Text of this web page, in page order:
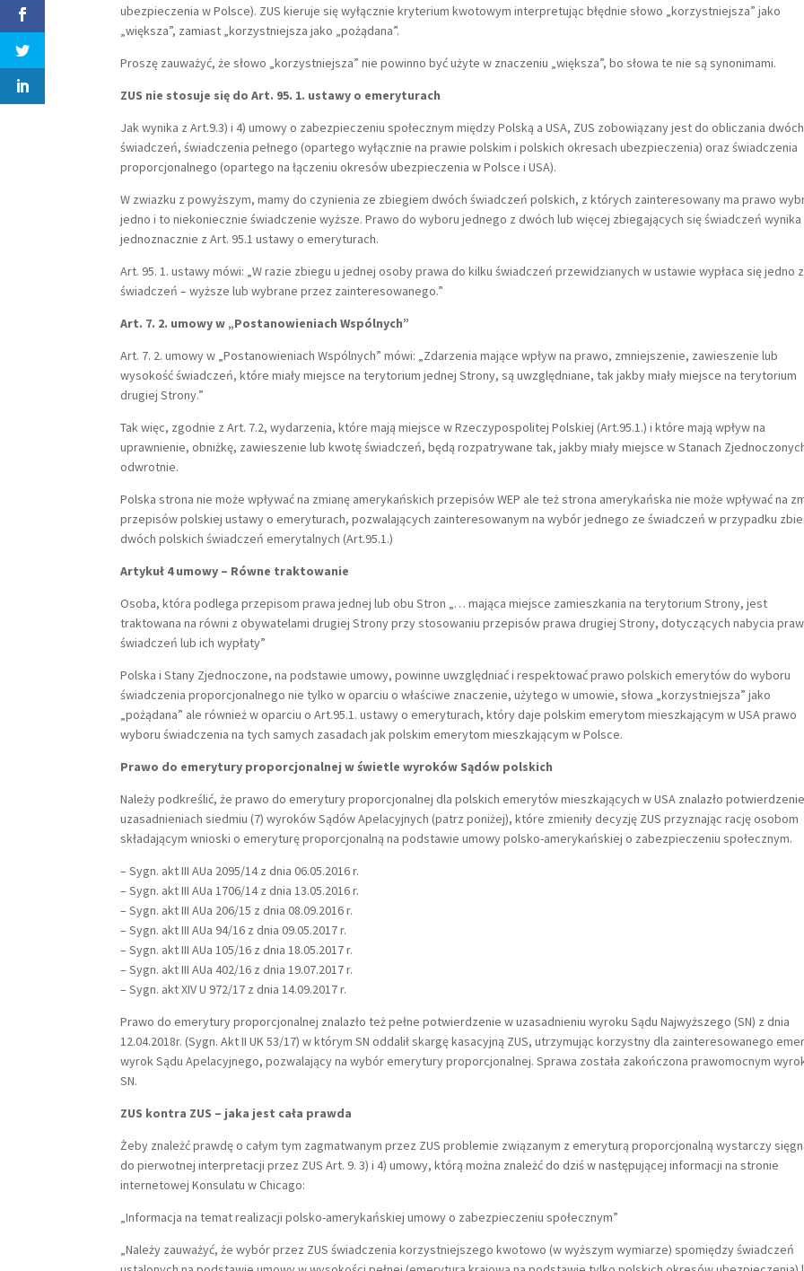
ubezpieczenia w Polsce). ZUS kieruje się wyłącznie kryterium kwotowym interpretując błędnie słowo „korzystniejsza” jako
„większa”, zamiast „korzystniejsza jako „pożądana”.
Proszę zauważyć, że słowo „korzystniejsza” nie powinno być użyte w znaczeniu „większa”, bo słowa te nie są synonimami.
ZUS nie stosuje się do Art. 95. 1. ustawy o emeryturach
Jak wynika z Art.9.3) i 4) umowy o zabezpieczeniu społecznym między Polską a USA, ZUS zobowiązany jest do obliczania dwóch
świadczeń, świadczenia pełnego (opartego wyłącznie na prawie polskim i polskich okresach ubezpieczenia) oraz świadczenia
proporcjonalnego (opartego na łączeniu okresów ubezpieczenia w Polsce i USA).
W zwiazku z powyższym, mamy do czynienia ze zbiegiem dwóch świadczeń polskich, z których zainteresowany ma prawo
jedno i to niekoniecznie świadczenie wyższe. Prawo do wyboru jednego z dwóch lub więcej zbiegających się świadczeń wynika
jednoznacznie z Art. 95.1 ustawy o emeryturach.
Art. 95. 1. ustawy mówi: „W razie zbiegu u jednej osoby prawa do kilku świadczeń przewidzianych w ustawie wypłaca się jedno
świadczeń – wyższe lub wybrane przez zainteresowanego.”
Art. 7. 2. umowy w „Postanowieniach Wspólnych”
Art. 7. 2. umowy w „Postanowieniach Wspólnych” mówi: „Zdarzenia mające wpływ na prawo, zmniejszenie, zawieszenie lub
wysokość świadczeń, które miały miejsce na terytorium jednej Strony, są uwzględniane, tak jakby miały miejsce na terytorium
drugiej Strony.”
Tak więc, zgodnie z Art. 7.2, wydarzenia, które mają miejsce w Rzeczypospolitej Polskiej (Art.95.1.) i które mają wpływ na
uprawnienie, obniżkę, zawieszenie lub kwotę świadczeń, będą rozpatrywane tak, jakby miały miejsce w Stanach
odwrotnie.
Polska strona nie może wpływać na zmianę amerykańskich przepisów WEP ale też strona amerykańska nie może wpływać na
przepisów polskiej ustawy o emeryturach, pozwalających zainteresowanym na wybór jednego ze świadczeń w przypadku
dwóch polskich świadczeń emerytalnych (Art.95.1.)
Artykuł 4 umowy – Równe traktowanie
Osoba, która podlega przepisom prawa jednej lub obu Stron „… mająca miejsce zamieszkania na terytorium Strony, jest
traktowana na równi z obywatelami drugiej Strony przy stosowaniu przepisów prawa drugiej Strony, dotyczących nabycia
świadczeń lub ich wypłaty”
Polska i Stany Zjednoczone, na podstawie umowy, powinne uwzględniać i respektować prawo polskich emerytów do wyboru
świadczenia proporcjonalnego nie tylko w oparciu o właściwe znaczenie, użytego w umowie, słowa „korzystniejsza” jako
„pożądana” ale również w oparciu o Art.95.1. ustawy o emeryturach, który daje polskim emerytom mieszkającym w USA prawo
wyboru świadczenia na tych samych zasadach jak polskim emerytom mieszkającym w Polsce.
Prawo do emerytury proporcjonalnej w świetle wyroków Sądów polskich
Należy podkreślić, że prawo do emerytury proporcjonalnej dla polskich emerytów mieszkających w USA znalazło
uzasadnieniach siedmiu (7) wyroków Sądów Apelacyjnych (patrz poniżej), które zmieniły decyzję ZUS przyznając rację osobom
składającym wnioski o emeryturę proporcjonalną na podstawie umowy polsko-amerykańskiej o zabezpieczeniu społecznym.
– Sygn. akt III AUa 2095/14 z dnia 06.05.2016 r.
– Sygn. akt III AUa 1706/14 z dnia 13.05.2016 r.
– Sygn. akt III AUa 206/15 z dnia 08.09.2016 r.
– Sygn. akt III AUa 94/16 z dnia 09.05.2017 r.
– Sygn. akt III AUa 105/16 z dnia 18.05.2017 r.
– Sygn. akt III AUa 402/16 z dnia 19.07.2017 r.
– Sygn. akt XIV U 972/17 z dnia 14.09.2017 r.
Prawo do emerytury proporcjonalnej znalazło też pełne potwierdzenie w uzasadnieniu wyroku Sądu Najwyższego (SN) z dnia
12.04.2018r. (Sygn. Akt II UK 53/17) w którym SN oddalił skargę kasacyjną ZUS, utrzymując korzystny dla zainteresowanego
wyrok Sądu Apelacyjnego, pozwalający na wybór emerytury proporcjonalnej. Sprawa została zakończona prawomocnym
SN.
ZUS kontra ZUS – jaka jest cała prawda
Żeby znależć prawdę o całym tym zagmatwanym przez ZUS problemie związanym z emeryturą proporcjonalną wystarczy
do pierwotnej interpretacji przez ZUS Art. 9. 3) i 4) umowy, którą można znależć do dziś w następującej informacji na stronie
internetowej Konsulatu w Chicago:
„Informacja na temat realizacji polsko-amerykańskiej umowy o zabezpieczeniu społecznym”
„Należy zauważyć, że wybór przez ZUS świadczenia korzystniejszego kwotowo (w wyższym wymiarze) spomiędzy świadczeń